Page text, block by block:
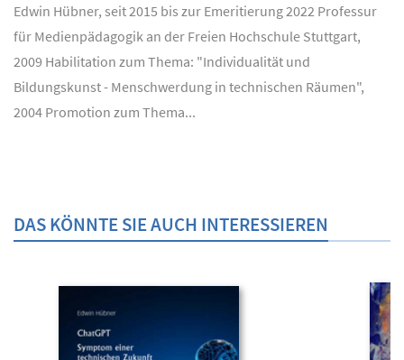
Edwin Hübner, seit 2015 bis zur Emeritierung 2022 Professur
für Medienpädagogik an der Freien Hochschule Stuttgart,
2009 Habilitation zum Thema: "Individualität und
Bildungskunst - Menschwerdung in technischen Räumen",
2004 Promotion zum Thema...
DAS KÖNNTE SIE AUCH INTERESSIEREN